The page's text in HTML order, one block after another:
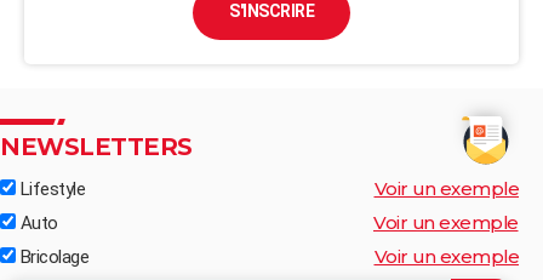
S'INSCRIRE
NEWSLETTERS
Lifestyle Voir un exemple
Auto Voir un exemple
Bricolage Voir un exemple